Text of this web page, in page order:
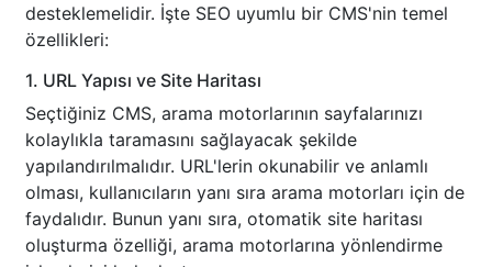
desteklemelidir. İşte SEO uyumlu bir CMS'nin temel
özellikleri:
1. URL Yapısı ve Site Haritası
Seçtiğiniz CMS, arama motorlarının sayfalarınızı
kolaylıkla taramasını sağlayacak şekilde
yapılandırılmalıdır. URL'lerin okunabilir ve anlamlı
olması, kullanıcıların yanı sıra arama motorları için de
faydalıdır. Bunun yanı sıra, otomatik site haritası
oluşturma özelliği, arama motorlarına yönlendirme